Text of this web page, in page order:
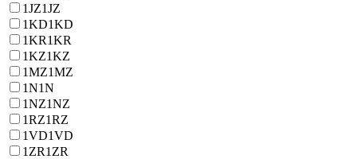
1JZ1JZ
1KD1KD
1KR1KR
1KZ1KZ
1MZ1MZ
1N1N
1NZ1NZ
1RZ1RZ
1VD1VD
1ZR1ZR